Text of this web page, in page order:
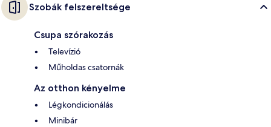
Szobák felszereltsége
Csupa szórakozás
Televízió
Műholdas csatornák
Az otthon kényelme
Légkondicionálás
Minibár